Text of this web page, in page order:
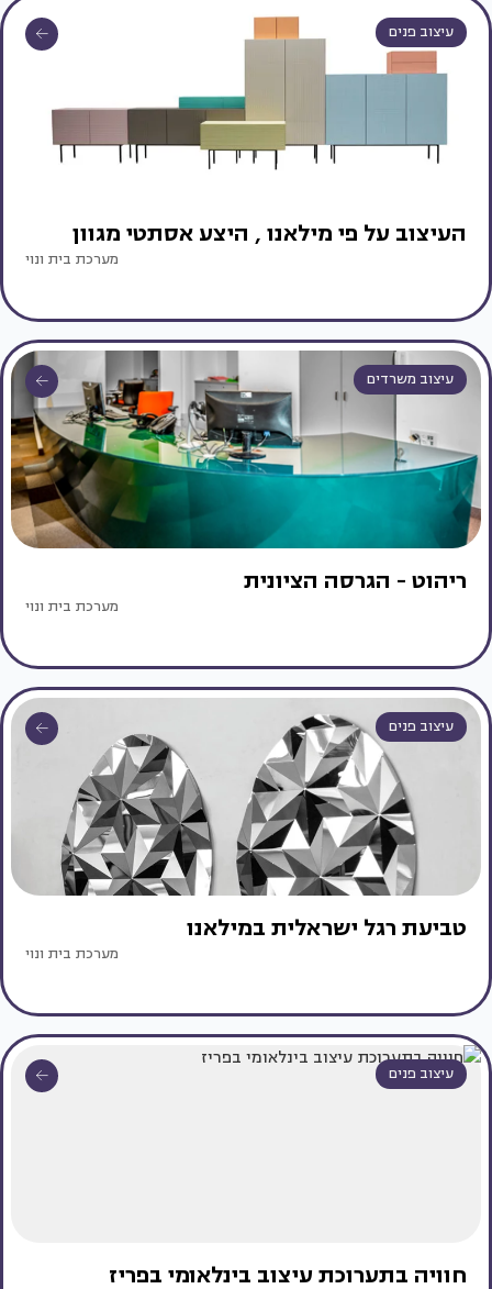
עיצוב פנים
העיצוב על פי מילאנו , היצע אסתטי מגוון
מערכת בית ונוי
עיצוב משרדים
ריהוט - הגרסה הציונית
מערכת בית ונוי
עיצוב פנים
טביעת רגל ישראלית במילאנו
מערכת בית ונוי
עיצוב פנים
חוויה בתערוכת עיצוב בינלאומי בפריז